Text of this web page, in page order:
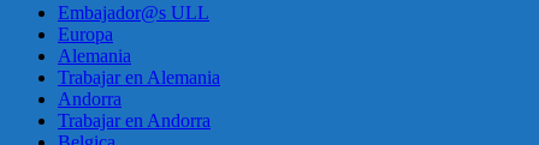
Embajador@s ULL
Europa
Alemania
Trabajar en Alemania
Andorra
Trabajar en Andorra